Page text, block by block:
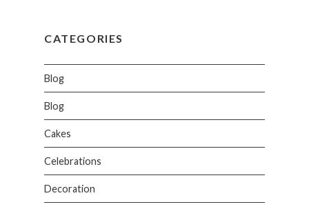
CATEGORIES
Blog
Blog
Cakes
Celebrations
Decoration